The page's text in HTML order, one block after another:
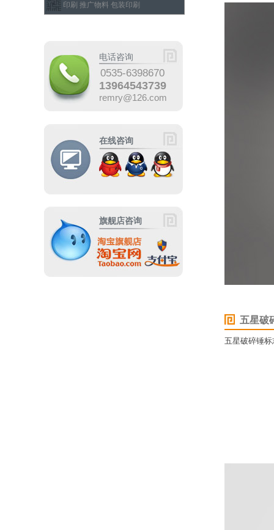
印刷 推广物料 包装印刷
电话咨询
0535-6398670
13964543739
remry@126.com
在线咨询
旗舰店咨询
五星破
五星破碎锤标